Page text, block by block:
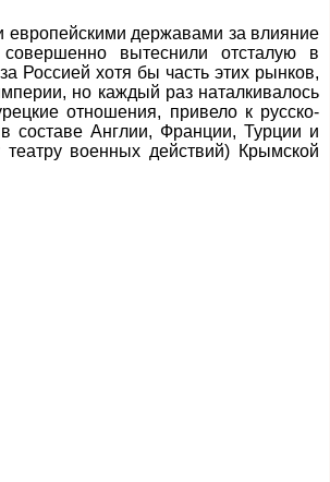
европейскими державами за влияние
вытеснили отсталую в
Россией хотя бы часть этих рынков,
но каждый раз наталкивалось
отношения, привело к русско-
составе Англии, Франции, Турции и
военных действий) Крымской